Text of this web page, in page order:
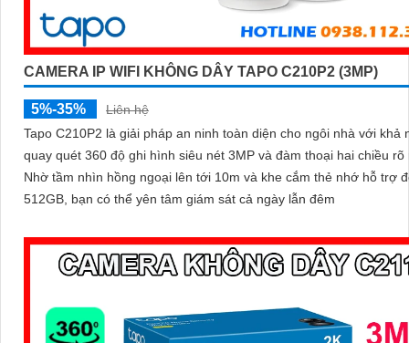
CAMERA IP WIFI KHÔNG DÂY TAPO C210P2 (3MP)
5%-35%
Liên hệ
Tapo C210P2 là giải pháp an ninh toàn diện cho ngôi nhà với khả
quay quét 360 độ ghi hình siêu nét 3MP và đàm thoại hai chiều rõ
Nhờ tầm nhìn hồng ngoại lên tới 10m và khe cắm thẻ nhớ hỗ trợ
512GB, bạn có thể yên tâm giám sát cả ngày lẫn đêm